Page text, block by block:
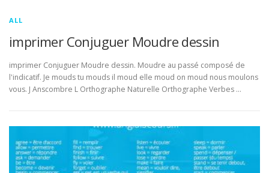
ALL
imprimer Conjuguer Moudre dessin
imprimer Conjuguer Moudre dessin. Moudre au passé composé de
l'indicatif. Je mouds tu mouds il moud elle moud on moud nous moulons
vous. J Anscombre L Orthographe Naturelle Orthographe Verbes …